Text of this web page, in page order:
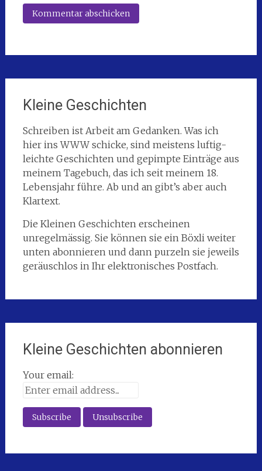
Kleine Geschichten
Schreiben ist Arbeit am Gedanken. Was ich
hier ins WWW schicke, sind meistens luftig-
leichte Geschichten und gepimpte Einträge aus
meinem Tagebuch, das ich seit meinem 18.
Lebensjahr führe. Ab und an gibt’s aber auch
Klartext.
Die Kleinen Geschichten erscheinen
unregelmässig. Sie können sie ein Böxli weiter
unten abonnieren und dann purzeln sie jeweils
geräuschlos in Ihr elektronisches Postfach.
Kleine Geschichten abonnieren
Your email: